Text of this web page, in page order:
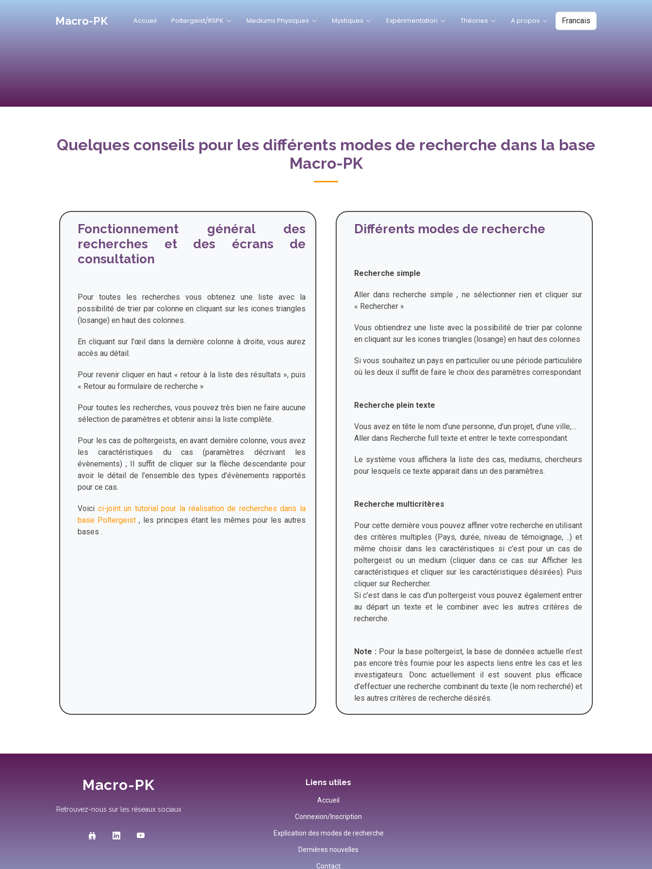
Macro-PK Accueil Poltergeist/RSPK Mediums Physiques Mystiques Expérimentation Théories A propos
Quelques conseils pour les différents modes de recherche dans la base
Macro-PK
Fonctionnement général des
recherches et des écrans de
consultation
Pour toutes les recherches vous obtenez une liste avec la
possibilité de trier par colonne en cliquant sur les icones triangles
(losange) en haut des colonnes.
En cliquant sur l’œil dans la dernière colonne à droite, vous aurez
accès au détail.
Pour revenir cliquer en haut « retour à la liste des résultats », puis
« Retour au formulaire de recherche »
Pour toutes les recherches, vous pouvez très bien ne faire aucune
sélection de paramètres et obtenir ainsi la liste complète.
Pour les cas de poltergeists, en avant dernière colonne, vous avez
les caractéristiques du cas (paramètres décrivant les
évènements) ; Il suffit de cliquer sur la flèche descendante pour
avoir le détail de l’ensemble des types d’évènements rapportés
pour ce cas.
Voici ci-joint un tutorial pour la réalisation de recherches dans la
base Poltergeist , les principes étant les mêmes pour les autres
bases .
Différents modes de recherche
Recherche simple
Aller dans recherche simple , ne sélectionner rien et cliquer sur
« Rechercher »
Vous obtiendrez une liste avec la possibilité de trier par colonne
en cliquant sur les icones triangles (losange) en haut des colonnes
Si vous souhaitez un pays en particulier ou une période particulière
où les deux il suffit de faire le choix des paramètres correspondant
Recherche plein texte
Vous avez en tête le nom d’une personne, d’un projet, d’une ville,…
Aller dans Recherche full texte et entrer le texte correspondant.
Le système vous affichera la liste des cas, mediums, chercheurs
pour lesquels ce texte apparait dans un des paramètres.
Recherche multicritères
Pour cette dernière vous pouvez affiner votre recherche en utilisant
des critères multiples (Pays, durée, niveau de témoignage, ..) et
même choisir dans les caractéristiques si c’est pour un cas de
poltergeist ou un medium (cliquer dans ce cas sur Afficher les
caractéristiques et cliquer sur les caractéristiques désirées). Puis
cliquer sur Rechercher.
Si c’est dans le cas d’un poltergeist vous pouvez également entrer
au départ un texte et le combiner avec les autres critères de
recherche.
Note : Pour la base poltergeist, la base de données actuelle n’est
pas encore très fournie pour les aspects liens entre les cas et les
investigateurs. Donc actuellement il est souvent plus efficace
d’effectuer une recherche combinant du texte (le nom recherché) et
les autres critères de recherche désirés.
Macro-PK
Retrouvez-nous sur les réseaux sociaux
Liens utiles
Accueil
Connexion/Inscription
Explication des modes de recherche
Dernières nouvelles
Contact